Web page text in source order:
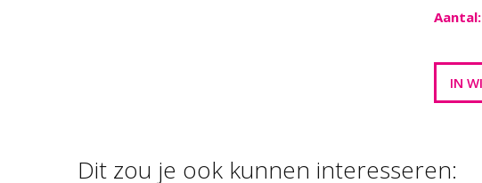
Aantal:
Dit zou je ook kunnen interesseren: